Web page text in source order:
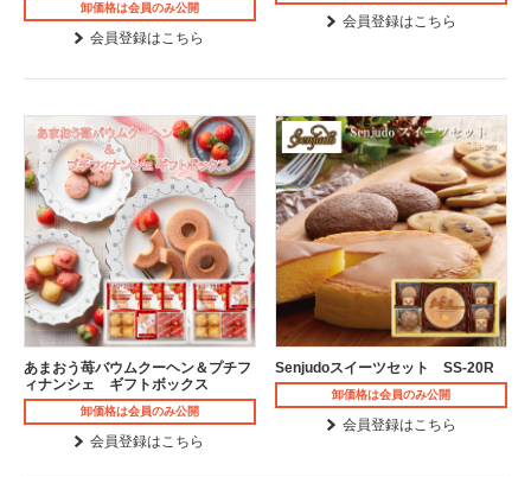
卸価格は会員のみ公開
会員登録はこちら
会員登録はこちら
あまおう苺バウムクーヘン＆プチフ
ィナンシェ ギフトボックス
卸価格は会員のみ公開
会員登録はこちら
Senjudoスイーツセット SS-20R
卸価格は会員のみ公開
会員登録はこちら